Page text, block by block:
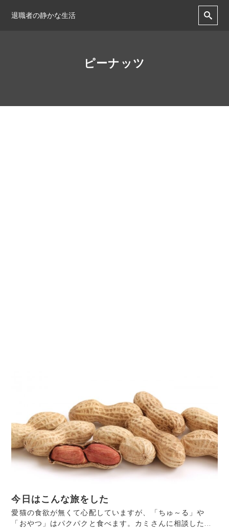
退職者の静かな生活
ピーナッツ
今日はこんな旅をした
愛猫の食欲が無くて心配していますが、「ちゅ～る」や
「おやつ」はパクパクと食べます。カミさんに相談した...